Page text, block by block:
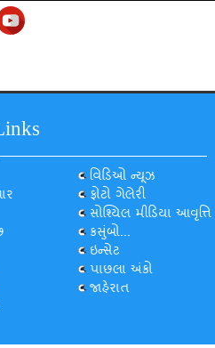
વિડિઓ ન્યૂઝ
ફોટો ગેલેરી
સોશ્યિલ મીડિયા આવૃત્તિ
કસુંબો...
ઇન્સેટ
પાછલા અંકો
જાહેરાત